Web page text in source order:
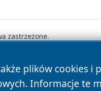
plików cookies
Informacje te
zastrzeżone.
Cookies